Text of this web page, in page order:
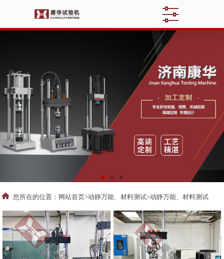
您所在的位置： 网站首页>动静万能、材料测试>动静万能、材料测试